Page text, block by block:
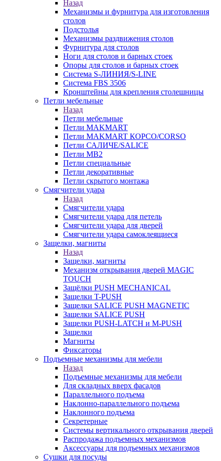
Назад
Механизмы и фурнитура для изготовления
столов
Подстолья
Механизмы раздвижения столов
Фурнитура для столов
Ноги для столов и барных стоек
Опоры для столов и барных стоек
Система S-ЛИНИЯ/S-LINE
Система FBS 3506
Кронштейны для крепления столешницы
Петли мебельные
Назад
Петли мебельные
Петли MAKMART
Петли MAKMART КОРСО/CORSO
Петли САЛИЧЕ/SALICE
Петли MB2
Петли специальные
Петли декоративные
Петли скрытого монтажа
Смягчители удара
Назад
Смягчители удара
Смягчители удара для петель
Смягчители удара для дверей
Cмягчители удара самоклеящиеся
Защелки, магниты
Назад
Защелки, магниты
Механизм открывания дверей MAGIC
TOUCH
Защёлки PUSH MECHANICAL
Защелки T-PUSH
Защелки SALICE PUSH MAGNETIC
Защелки SALICE PUSH
Защелки PUSH-LATCH и M-PUSH
Защелки
Магниты
Фиксаторы
Подъемные механизмы для мебели
Назад
Подъемные механизмы для мебели
Для складных вверх фасадов
Параллельного подъема
Наклонно-параллельного подъема
Наклонного подъема
Секретерные
Системы вертикального открывания дверей
Распродажа подъемных механизмов
Аксессуары для подъемных механизмов
Сушки для посуды